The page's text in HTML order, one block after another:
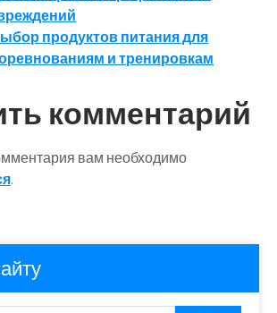
продуктов питания для
и тренировкам
комментарий
вам необходимо
.